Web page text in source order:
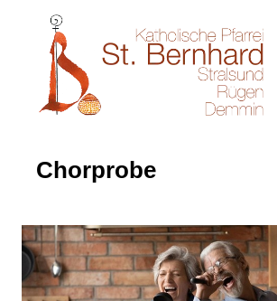
Chorprobe